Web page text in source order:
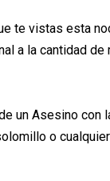
te vistas esta
a la cantidad de
un Asesino con
o